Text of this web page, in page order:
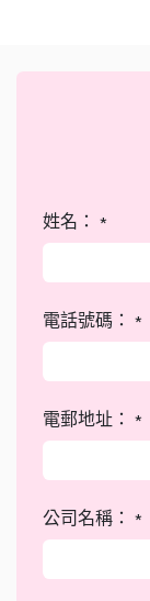
姓名： *
電話號碼： *
電郵地址： *
公司名稱： *